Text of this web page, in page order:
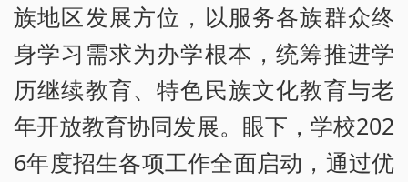
族地区发展方位，以服务各族群众终
身学习需求为办学根本，统筹推进学
历继续教育、特色民族文化教育与老
年开放教育协同发展。眼下，学校202
6年度招生各项工作全面启动，通过优